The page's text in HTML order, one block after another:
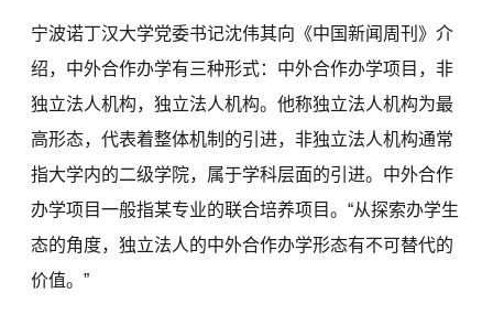
宁波诺丁汉大学党委书记沈伟其向《中国新闻周刊》介
绍，中外合作办学有三种形式：中外合作办学项目，非
独立法人机构，独立法人机构。他称独立法人机构为最
高形态，代表着整体机制的引进，非独立法人机构通常
指大学内的二级学院，属于学科层面的引进。中外合作
办学项目一般指某专业的联合培养项目。“从探索办学生
态的角度，独立法人的中外合作办学形态有不可替代的
价值。”